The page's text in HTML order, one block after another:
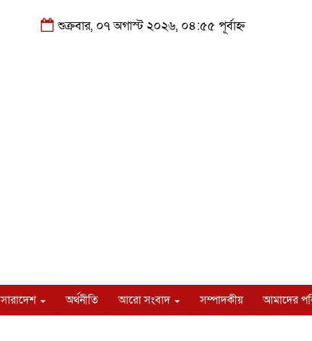
শুক্রবার, ০৭ অগাস্ট ২০২৬, ০৪:৫৫ পূর্বাহ্ন
সারাদেশ অর্থনীতি আরো সংবাদ সম্পাদকীয় আমাদের